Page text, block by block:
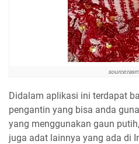
Didalam aplikasi ini terdapat
pengantin yang bisa anda
yang menggunakan gaun
juga adat lainnya yang ada di